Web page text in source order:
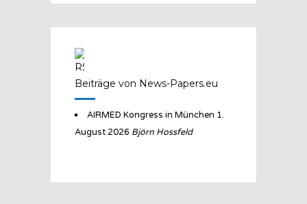
Beiträge von News-Papers.eu
AIRMED Kongress in München 1.
August 2026 Björn Hossfeld